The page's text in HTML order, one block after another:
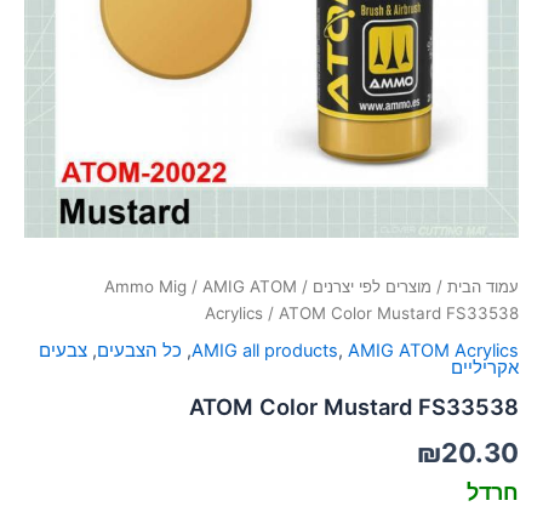
font_download סמן קישורים
עמוד הבית / מוצרים לפי יצרנים /
Ammo Mig / AMIG ATOM
Acrylics / ATOM Color Mustard FS33538
AMIG all products, AMIG ATOM Acrylics
, כל הצבעים, צבעים
אקריליים
ATOM Color Mustard FS33538
₪20.30
חרדל